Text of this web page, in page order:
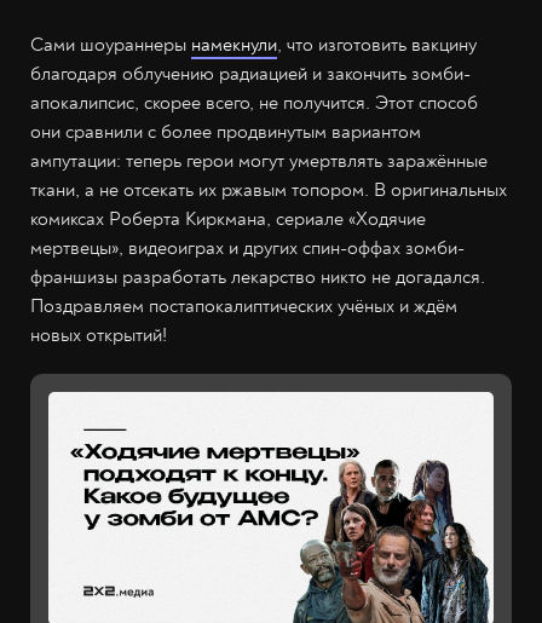
Сами шоураннеры намекнули, что изготовить вакцину
благодаря облучению радиацией и закончить зомби-
апокалипсис, скорее всего, не получится. Этот способ
они сравнили с более продвинутым вариантом
ампутации: теперь герои могут умертвлять заражённые
ткани, а не отсекать их ржавым топором. В оригинальных
комиксах Роберта Киркмана, сериале «Ходячие
мертвецы», видеоиграх и других спин-оффах зомби-
франшизы разработать лекарство никто не догадался.
Поздравляем постапокалиптических учёных и ждём
новых открытий!